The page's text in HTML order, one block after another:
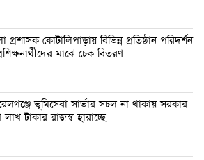
প্রশাসক কোটালিপাড়ায় বিভিন্ন প্রতিষ্ঠান পরিদর্শন
মাঝে চেক বিতরণ
ভূমিসেবা সার্ভার সচল না থাকায় সরকার
টাকার রাজস্ব হারাচ্ছে